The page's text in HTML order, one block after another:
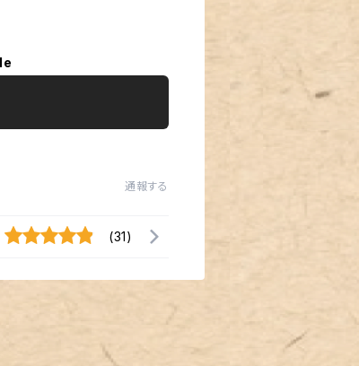
通報する
(31)